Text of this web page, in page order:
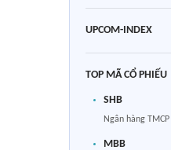
UPCOM-INDEX
TOP MÃ CỔ PHIẾU
SHB
Ngân hàng
MBB